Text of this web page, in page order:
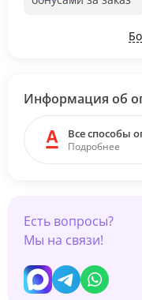
Информация об
Все способы
Подробнее
Есть вопросы?
Мы на связи!